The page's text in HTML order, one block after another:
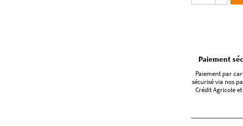
Paiement
Paiement par
sécurisé via nos
Crédit Agricole